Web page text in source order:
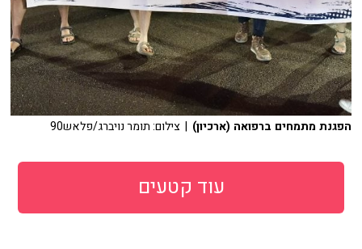
הפגנת מתמחים ברפואה (ארכיון) | צילום: תומר נויברג/פלאש90
עוד קטעים